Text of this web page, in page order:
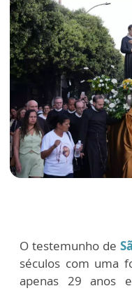
O testemunho de
séculos com uma
apenas 29 anos